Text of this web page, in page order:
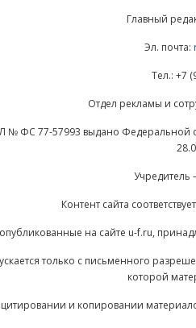
Главный
Эл. почта:
Тел.: +7
Отдел рекламы и
№ ФС 77-57993 выдано
Учредитель
Контент сайта
на сайте u-f.ru,
только с письменного
которой
и копировании